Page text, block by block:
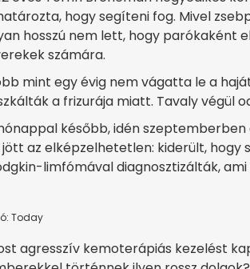
hogy segíteni fog. Mivel
hosszú nem lett, hogy parókaként
számára.
mint egy évig nem vágatta le a
a frizurája miatt. Tavaly végül
később, idén
az elképzelhetetlen: kiderült, hogy
limfómával diagnosztizálták,
Today
agresszív kemoterápiás kezelést